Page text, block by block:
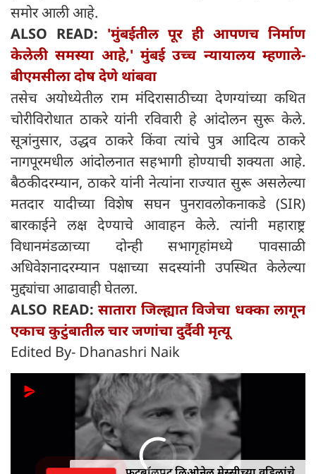
समोर आली आहे.
ALSO READ: 'मुंबईतील पूर ही आपणच निर्माण
केलेली समस्या आहे,' मुंबई उच्च न्यायालय म्हणाले-
बीएमसीला दोष देणे थांबवा
तसेच अयोध्येतील राम मंदिरासाठीच्या देणग्यांच्या कथित
चोरीविरोधात ठाकरे यांनी रविवारी हे आंदोलन सुरू केले.
सूत्रांनुसार, उद्धव ठाकरे किंवा त्यांचे पुत्र आदित्य ठाकरे
नागपूरमधील आंदोलनात सहभागी होण्याची शक्यता आहे.
बैठकीदरम्यान, ठाकरे यांनी नेत्यांना राज्यात सुरू असलेल्या
मतदार यादीच्या विशेष सघन पुनरावलोकनाकडे (SIR)
बारकाईने लक्ष देण्याचे आवाहन केले. त्यांनी महाराष्ट्र
विधानमंडळाच्या दोन्ही सभागृहांमध्ये पावसाळी
अधिवेशनादरम्यान पक्षाच्या सदस्यांनी उपस्थित केलेल्या
मुद्द्यांचा आढावाही घेतला.
ALSO READ: सातारा जिल्ह्यात विजेचा धक्का लागून
एकाच कुटुंबातील चार जणांचा दुर्दैवी मृत्यू
Edited By- Dhanashri Naik